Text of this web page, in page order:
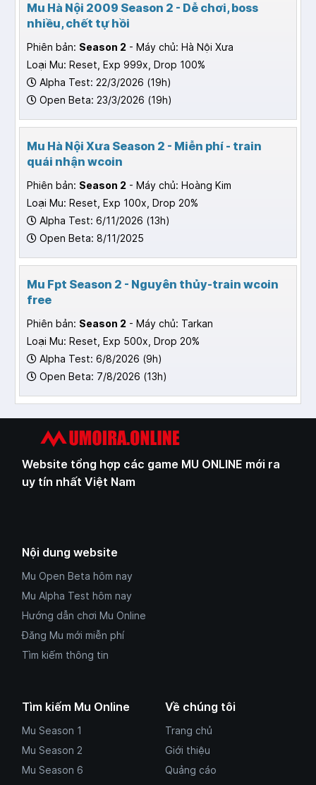
Mu Hà Nội 2009 Season 2 - Dễ chơi, boss
nhiều, chết tự hồi
Phiên bản: Season 2 - Máy chủ: Hà Nội Xưa
Loại Mu: Reset, Exp 999x, Drop 100%
Alpha Test: 22/3/2026 (19h)
Open Beta: 23/3/2026 (19h)
Mu Hà Nội Xưa Season 2 - Miễn phí - train
quái nhận wcoin
Phiên bản: Season 2 - Máy chủ: Hoàng Kim
Loại Mu: Reset, Exp 100x, Drop 20%
Alpha Test: 6/11/2026 (13h)
Open Beta: 8/11/2025
Mu Fpt Season 2 - Nguyên thủy-train wcoin
free
Phiên bản: Season 2 - Máy chủ: Tarkan
Loại Mu: Reset, Exp 500x, Drop 20%
Alpha Test: 6/8/2026 (9h)
Open Beta: 7/8/2026 (13h)
Website tổng hợp các game MU ONLINE mới ra
uy tín nhất Việt Nam
Nội dung website
Mu Open Beta hôm nay
Mu Alpha Test hôm nay
Hướng dẫn chơi Mu Online
Đăng Mu mới miễn phí
Tìm kiếm thông tin
Tìm kiếm Mu Online
Mu Season 1
Mu Season 2
Mu Season 6
Về chúng tôi
Trang chủ
Giới thiệu
Quảng cáo